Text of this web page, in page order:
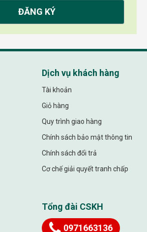
Dịch vụ khách hàng
Tài khoản
Giỏ hàng
Quy trình giao hàng
Chính sách bảo mật thông tin
Chính sách đổi trả
Cơ chế giải quyết tranh chấp
Tổng đài CSKH
0971663136